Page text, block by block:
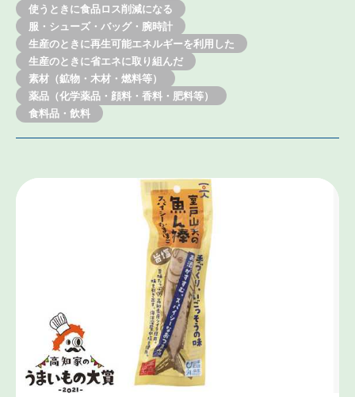
使うときに食品ロス削減になる
服・シューズ・バッグ・腕時計
生産のときに再生可能エネルギーを利用した
生産のときに省エネに取り組んだ
素材（鉱物・木材・燃料等）
薬品（化学薬品・顔料・香料・肥料等）
食料品・飲料